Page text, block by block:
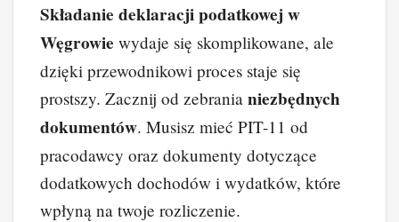
c
e
b
o
o
k
er
e
st
k
e
dI
n
d
di
t
o
p
p
y
Li
n
k
Składanie deklaracji podatkowej w
Węgrowie wydaje się skomplikowane, ale
dzięki przewodnikowi proces staje się
prostszy. Zacznij od zebrania niezbędnych
dokumentów. Musisz mieć PIT-11 od
pracodawcy oraz dokumenty dotyczące
dodatkowych dochodów i wydatków, które
wpłyną na twoje rozliczenie.